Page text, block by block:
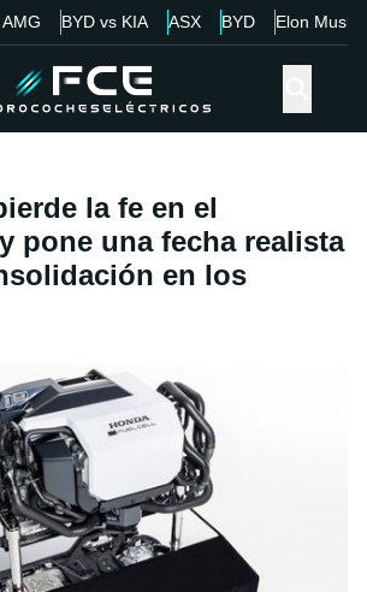
BYD vs KIA ASX BYD Elon Musk
la fe en el
pone una fecha realista
en los